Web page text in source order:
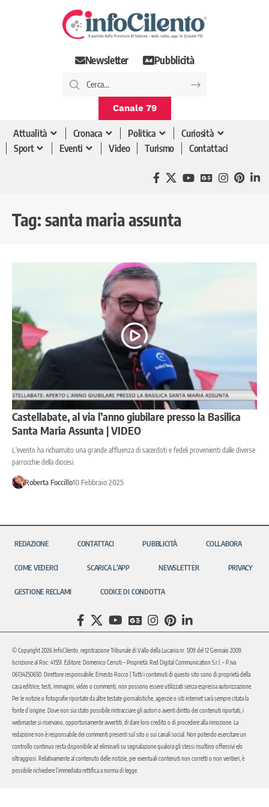
Newsletter Pubblicità
Canale 79
Attualità Cronaca Politica
Curiosità
Sport
Eventi Video Turismo Contattaci
Tag: santa maria assunta
Castellabate, al via l’anno giubilare presso la Basilica
Santa Maria Assunta | VIDEO
L'evento ha richiamato una grande affluenza di sacerdoti e fedeli provenienti dalle diverse
parrocchie della diocesi.
Roberta Foccillo10 Febbraio 2025
REDAZIONE CONTATTACI PUBBLICITÀ COLLABORA
COME VEDERCI SCARICA L’APP NEWSLETTER PRIVACY
GESTIONE RECLAMI CODICE DI CONDOTTA
© Copyright 2026 InfoCilento, registrazione Tribunale di Vallo della Lucania nr. 1/09 del 12 Gennaio 2009.
Iscrizione al Roc: 41551. Editore: Domenico Cerruti – Proprietà: Red Digital Communication S.r.l. – P.iva
06134250650. Direttore responsabile: Ernesto Rocco | Tutti i contenuti di questo sito sono di proprietà della
casa editrice, testi, immagini, video o commenti, non possono essere utilizzati senza espressa autorizzazione.
Per le notizie o fotografie riportate da altre testate giornalistiche, agenzie o siti internet sarà sempre citata la
fonte d’origine. Dove non sia stato possibile rintracciare gli autori o aventi diritto dei contenuti riportati, i
webmaster si riservano, opportunamente avvertiti, di dare loro credito o di procedere alla rimozione. La
redazione non è responsabile dei commenti presenti sul sito o sui canali social. Non potendo esercitare un
controllo continuo resta disponibile ad eliminarli su segnalazione qualora gli stessi risultino offensivi e/o
oltraggiosi. Relativamente al contenuto delle notizie, per eventuali contenuti non corretti o non veritieri, è
possibile richiedere l’immediata rettifica a norma di legge.